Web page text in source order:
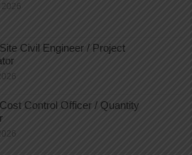
Site Civil Engineer / Project
Cost Control Officer / Quantity